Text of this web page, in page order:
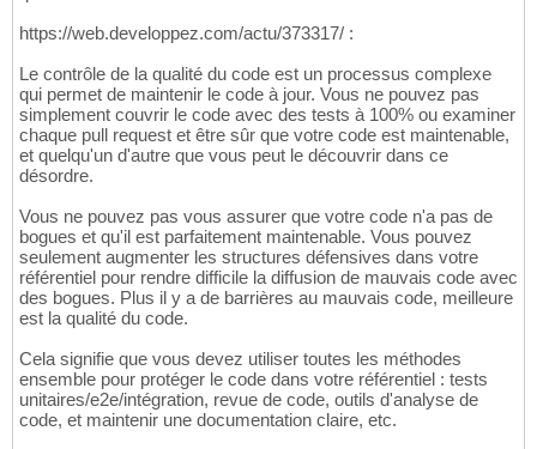
https://web.developpez.com/actu/373317/ :
Le contrôle de la qualité du code est un processus complexe
qui permet de maintenir le code à jour. Vous ne pouvez pas
simplement couvrir le code avec des tests à 100% ou examiner
chaque pull request et être sûr que votre code est maintenable,
et quelqu'un d'autre que vous peut le découvrir dans ce
désordre.
Vous ne pouvez pas vous assurer que votre code n'a pas de
bogues et qu'il est parfaitement maintenable. Vous pouvez
seulement augmenter les structures défensives dans votre
référentiel pour rendre difficile la diffusion de mauvais code avec
des bogues. Plus il y a de barrières au mauvais code, meilleure
est la qualité du code.
Cela signifie que vous devez utiliser toutes les méthodes
ensemble pour protéger le code dans votre référentiel : tests
unitaires/e2e/intégration, revue de code, outils d'analyse de
code, et maintenir une documentation claire, etc.